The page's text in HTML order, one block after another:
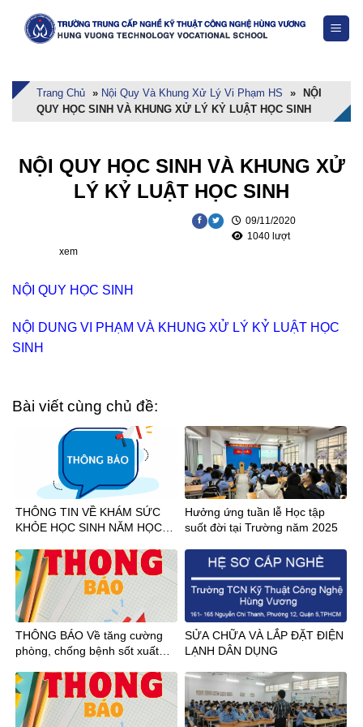
Trang Chủ » Nội Quy Và Khung Xử Lý Vi Phạm HS »
NỘI
QUY HỌC SINH VÀ KHUNG XỬ LÝ KỶ LUẬT HỌC SINH
NỘI QUY HỌC SINH VÀ KHUNG XỬ
LÝ KỶ LUẬT HỌC SINH
09/11/2020
1040 lượt
xem
NỘI QUY HỌC SINH
NỘl DUNG VI PHẠM VÀ KHUNG XỬ LÝ KỶ LUẬT HỌC
SINH
Bài viết cùng chủ đề:
THÔNG TIN VỀ KHÁM SỨC
KHỎE HỌC SINH NĂM HỌC
Hưởng ứng tuần lễ Học tập
suốt đời tại Trường năm 2025
THÔNG BÁO Về tăng cường
phòng, chống bệnh sốt xuất
SỬA CHỮA VÀ LẮP ĐẶT ĐIỆN
LẠNH DÂN DỤNG